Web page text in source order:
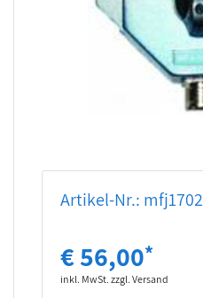
Artikel-Nr.: mfj1702
€ 56,00*
inkl. MwSt. zzgl. Versand